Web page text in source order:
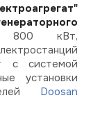
800 кВт,
с сиcтемой
установки
Doosan